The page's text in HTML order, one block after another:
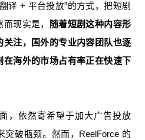
译 + 平台投放”的方式，把短剧
现实是，
随着短剧这种内容形
注，国外的专业内容团队也逐
海外的市场占有率正在快速下
，依然寄希望于加大广告投放
突破瓶颈。然而，ReelForce 的